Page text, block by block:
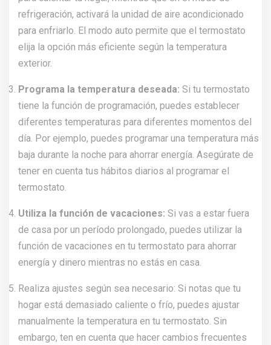
refrigeración, activará la unidad de aire acondicionado
para enfriarlo. El modo auto permite que el termostato
elija la opción más eficiente según la temperatura
exterior.
Programa la temperatura deseada: Si tu termostato
tiene la función de programación, puedes establecer
diferentes temperaturas para diferentes momentos del
día. Por ejemplo, puedes programar una temperatura más
baja durante la noche para ahorrar energía. Asegúrate de
tener en cuenta tus hábitos diarios al programar el
termostato.
Utiliza la función de vacaciones: Si vas a estar fuera
de casa por un período prolongado, puedes utilizar la
función de vacaciones en tu termostato para ahorrar
energía y dinero mientras no estás en casa.
Realiza ajustes según sea necesario: Si notas que tu
hogar está demasiado caliente o frío, puedes ajustar
manualmente la temperatura en tu termostato. Sin
embargo, ten en cuenta que hacer cambios frecuentes